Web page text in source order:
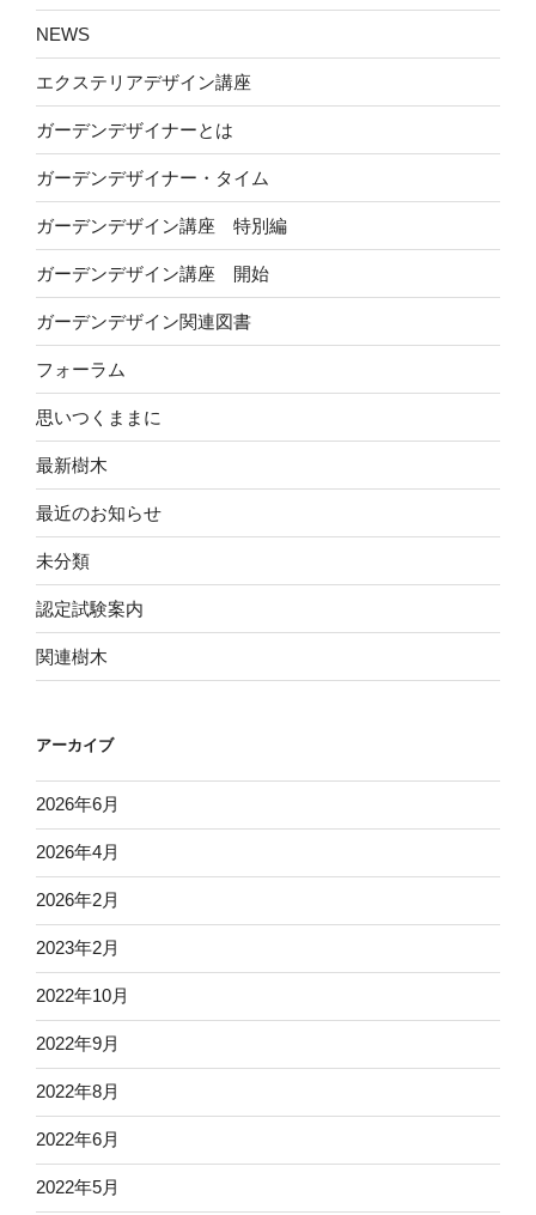
NEWS
エクステリアデザイン講座
ガーデンデザイナーとは
ガーデンデザイナー・タイム
ガーデンデザイン講座 特別編
ガーデンデザイン講座 開始
ガーデンデザイン関連図書
フォーラム
思いつくままに
最新樹木
最近のお知らせ
未分類
認定試験案内
関連樹木
アーカイブ
2026年6月
2026年4月
2026年2月
2023年2月
2022年10月
2022年9月
2022年8月
2022年6月
2022年5月